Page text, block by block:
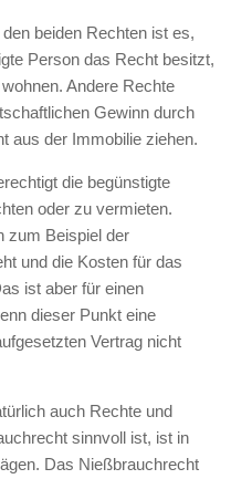
beiden Rechten ist es,
Person das Recht besitzt,
Andere Rechte
Gewinn durch
aus der Immobilie ziehen.
die begünstigte
oder zu vermieten.
zum Beispiel der
und die Kosten für das
ist aber für einen
dieser Punkt eine
Vertrag nicht
auch Rechte und
sinnvoll ist, ist in
Das Nießbrauchrecht